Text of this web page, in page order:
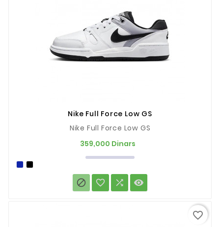
Nike Full Force Low GS
Nike Full Force Low GS
359,000 Dinars
   
favorite_border